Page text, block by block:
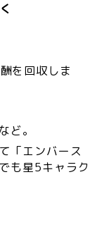
を回収しま
ど。
「エンバース
も星5キャラク